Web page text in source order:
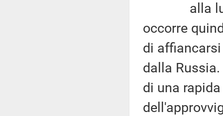
alla luce
occorre
di
dalla
di una